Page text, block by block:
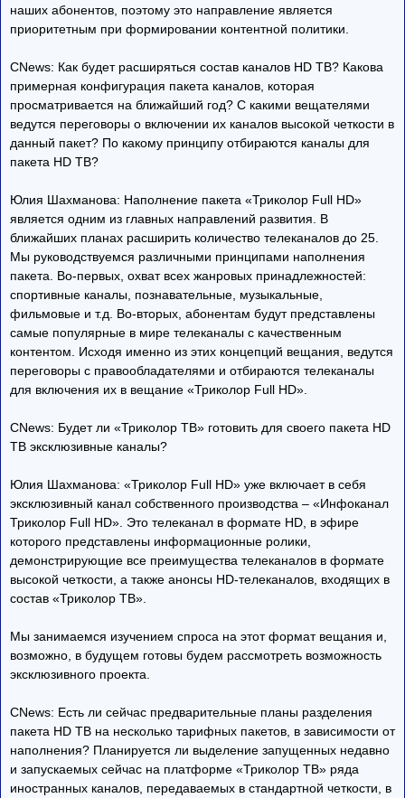
наших абонентов, поэтому это направление является
приоритетным при формировании контентной политики.
CNews: Как будет расширяться состав каналов HD ТВ? Какова
примерная конфигурация пакета каналов, которая
просматривается на ближайший год? С какими вещателями
ведутся переговоры о включении их каналов высокой четкости в
данный пакет? По какому принципу отбираются каналы для
пакета HD ТВ?
Юлия Шахманова: Наполнение пакета «Триколор Full HD»
является одним из главных направлений развития. В
ближайших планах расширить количество телеканалов до 25.
Мы руководствуемся различными принципами наполнения
пакета. Во-первых, охват всех жанровых принадлежностей:
спортивные каналы, познавательные, музыкальные,
фильмовые и т.д. Во-вторых, абонентам будут представлены
самые популярные в мире телеканалы с качественным
контентом. Исходя именно из этих концепций вещания, ведутся
переговоры с правообладателями и отбираются телеканалы
для включения их в вещание «Триколор Full HD».
CNews: Будет ли «Триколор ТВ» готовить для своего пакета HD
ТВ эксклюзивные каналы?
Юлия Шахманова: «Триколор Full HD» уже включает в себя
эксклюзивный канал собственного производства – «Инфоканал
Триколор Full HD». Это телеканал в формате HD, в эфире
которого представлены информационные ролики,
демонстрирующие все преимущества телеканалов в формате
высокой четкости, а также анонсы HD-телеканалов, входящих в
состав «Триколор ТВ».
Мы занимаемся изучением спроса на этот формат вещания и,
возможно, в будущем готовы будем рассмотреть возможность
эксклюзивного проекта.
CNews: Есть ли сейчас предварительные планы разделения
пакета HD ТВ на несколько тарифных пакетов, в зависимости от
наполнения? Планируется ли выделение запущенных недавно
и запускаемых сейчас на платформе «Триколор ТВ» ряда
иностранных каналов, передаваемых в стандартной четкости, в